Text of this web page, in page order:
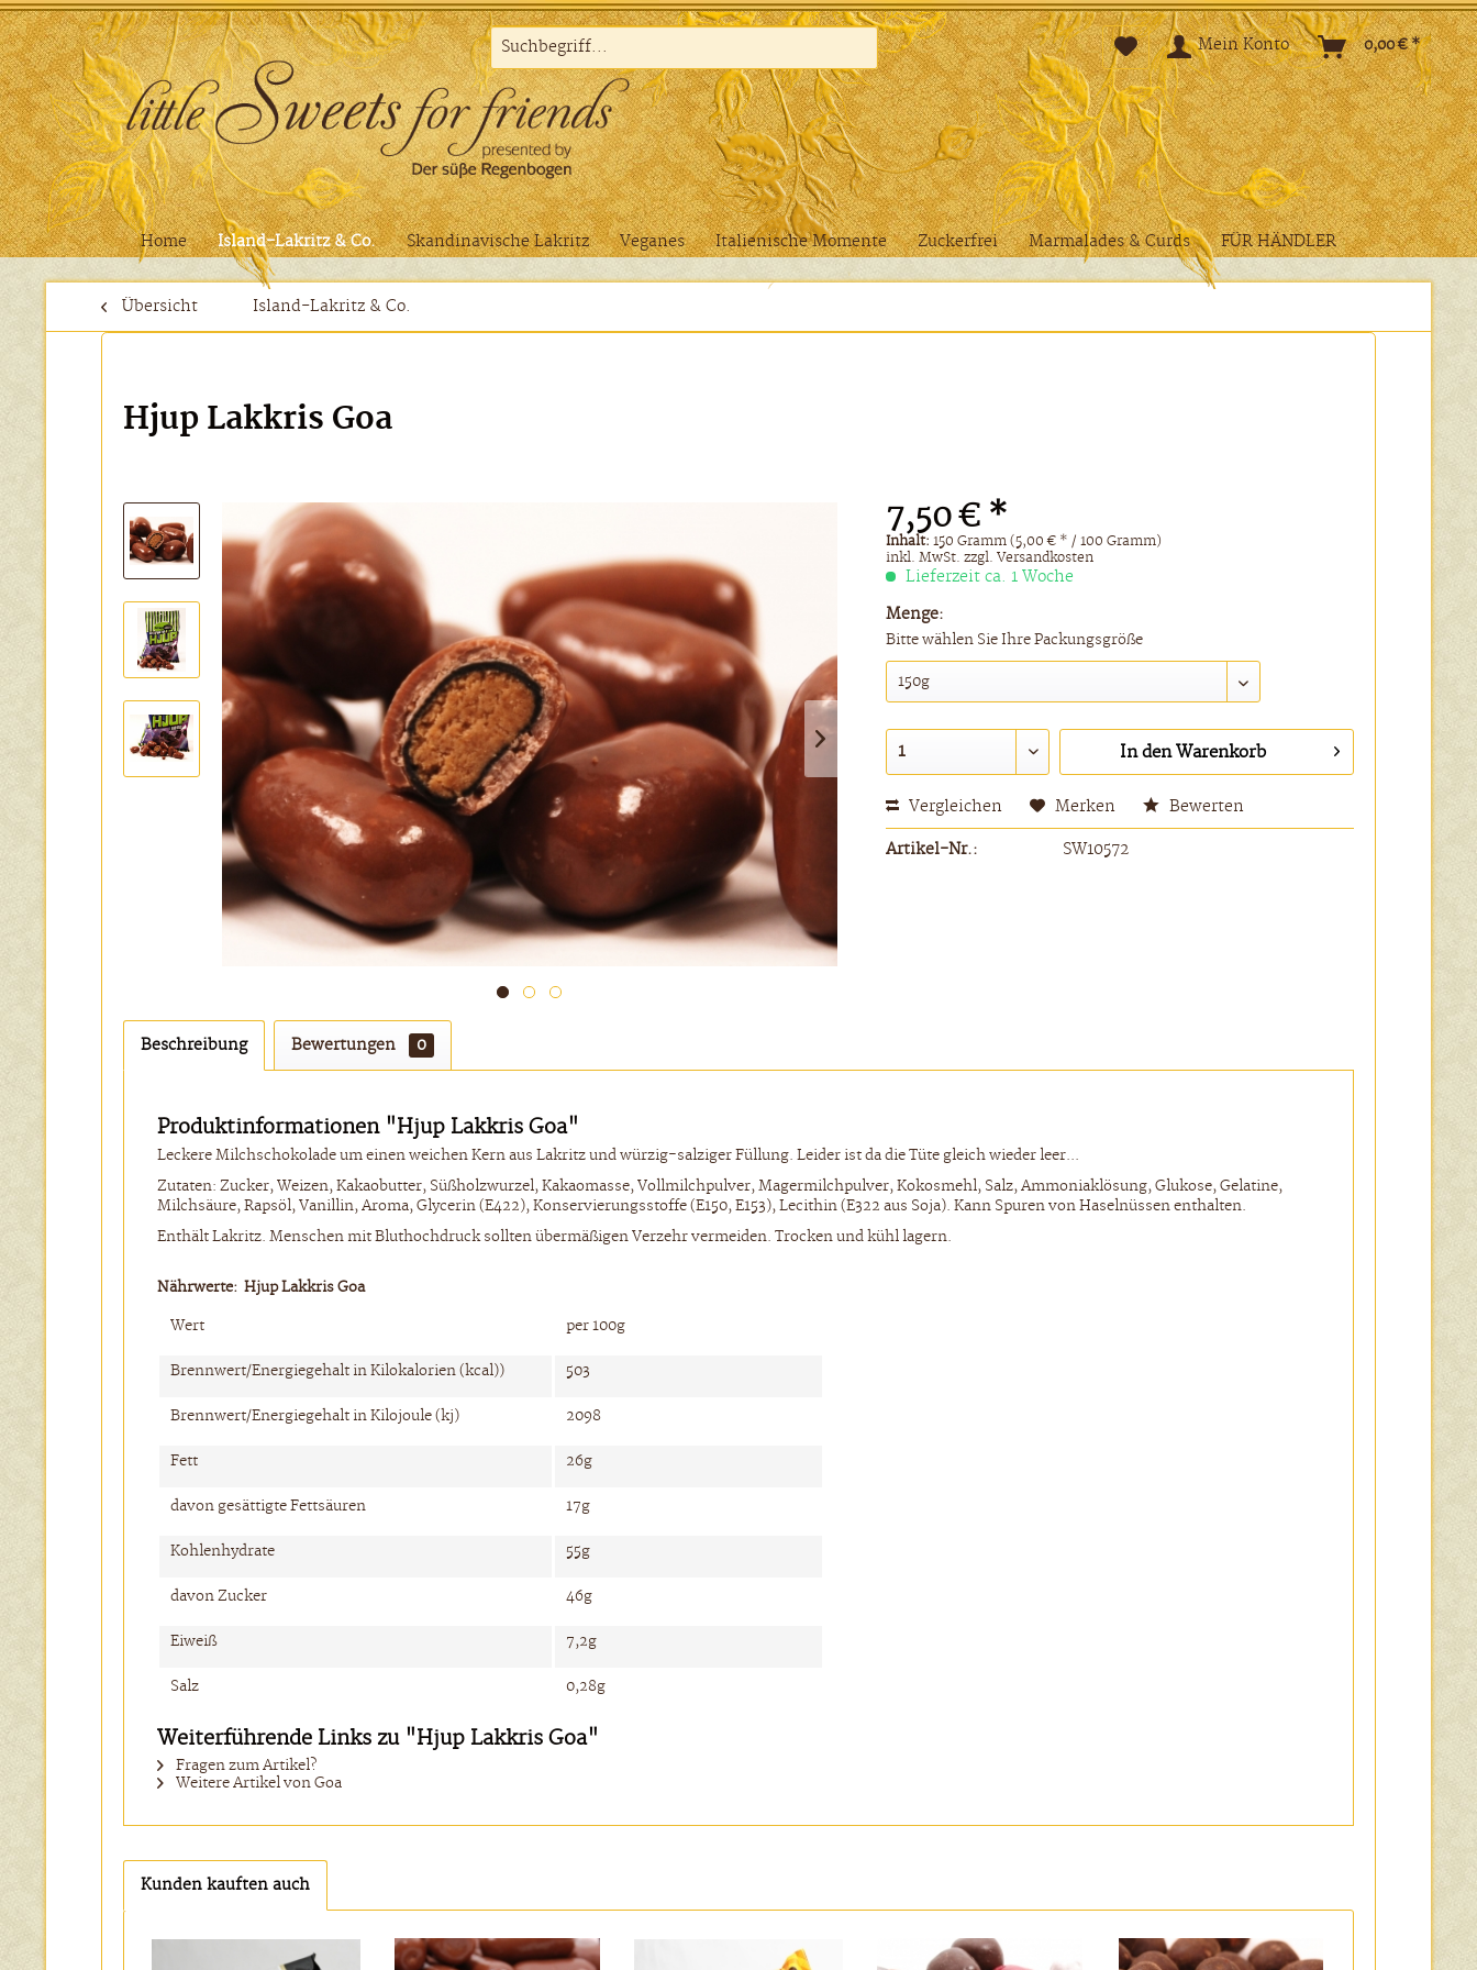
Mein Konto 0,00 € *
Home Island-Lakritz & Co. Skandinavische Lakritz Veganes Italienische Momente Zuckerfrei Marmalades & Curds FÜR HÄNDLER
Übersicht Island-Lakritz & Co.
Hjup Lakkris Goa
7,50 € *
Inhalt:150 Gramm (5,00 € * / 100 Gramm)
inkl. MwSt.zzgl. Versandkosten
Lieferzeit ca. 1 Woche
Menge:
Bitte wählen Sie Ihre Packungsgröße
In den Warenkorb
Vergleichen Merken Bewerten
Artikel-Nr.: SW10572
Beschreibung Bewertungen 0
Produktinformationen "Hjup Lakkris Goa"
Leckere Milchschokolade um einen weichen Kern aus Lakritz und würzig-salziger Füllung. Leider ist da die Tüte gleich wieder leer...
Zutaten: Zucker,Weizen, Kakaobutter, Süßholzwurzel, Kakaomasse,Vollmilchpulver,Magermilchpulver,Kokosmehl, Salz,Ammoniaklösung, Glukose, Gelatine,
Milchsäure, Rapsöl, Vanillin, Aroma, Glycerin (E422),Konservierungsstoffe(E150, E153), Lecithin (E322 aus Soja). Kann Spuren von Haselnüssen enthalten.
Enthält Lakritz. Menschen mit Bluthochdruck sollten übermäßigen Verzehr vermeiden. Trocken und kühl lagern.
Nährwerte: Hjup Lakkris Goa
Wert per 100g
Brennwert/Energiegehalt in Kilokalorien (kcal)) 503
Brennwert/Energiegehalt in Kilojoule (kj) 2098
Fett 26g
davon gesättigte Fettsäuren 17g
Kohlenhydrate 55g
davon Zucker 46g
Eiweiß 7,2g
Salz 0,28g
Weiterführende Links zu "Hjup Lakkris Goa"
Fragen zum Artikel?
Weitere Artikel von Goa
Kunden kauften auch